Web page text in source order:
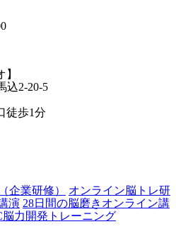
込2-20-5
徒歩1分
企業研修）
オンライン脳トレ研
演 28日間の脳磨きオンライン講
脳力開発トレーニング